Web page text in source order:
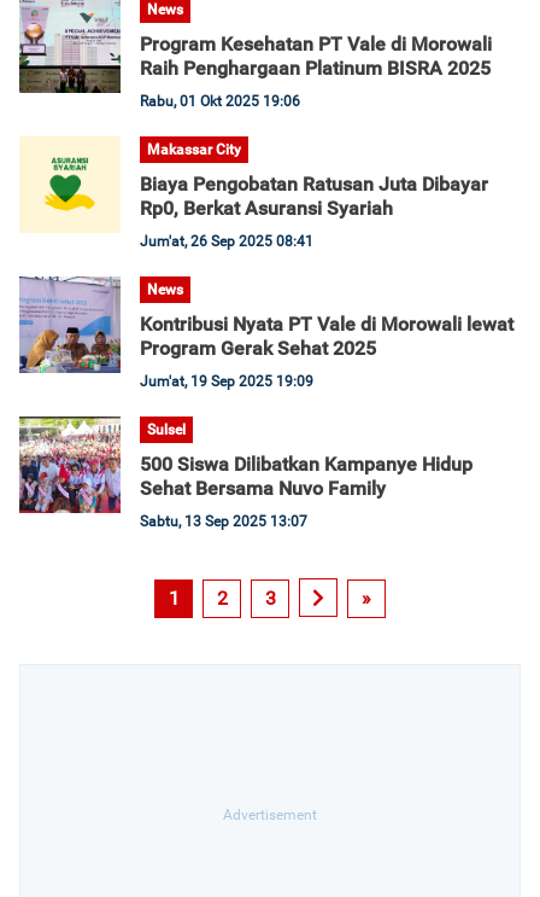
News
Program Kesehatan PT Vale di Morowali
Raih Penghargaan Platinum BISRA 2025
Rabu, 01 Okt 2025 19:06
Makassar City
Biaya Pengobatan Ratusan Juta Dibayar
Rp0, Berkat Asuransi Syariah
Jum'at, 26 Sep 2025 08:41
News
Kontribusi Nyata PT Vale di Morowali lewat
Program Gerak Sehat 2025
Jum'at, 19 Sep 2025 19:09
Sulsel
500 Siswa Dilibatkan Kampanye Hidup
Sehat Bersama Nuvo Family
Sabtu, 13 Sep 2025 13:07
1 2 3 »